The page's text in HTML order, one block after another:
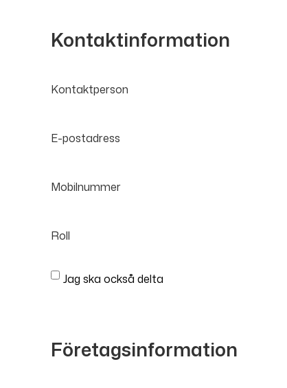
Kontaktinformation
Kontaktperson
E-postadress
Mobilnummer
Roll
Jag ska också delta
Företagsinformation